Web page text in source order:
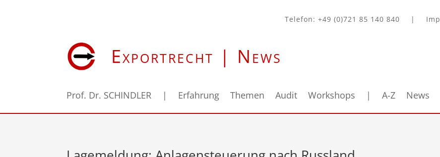
Telefon: +49 (0)721 85 140 840 |
Exportrecht | News
Prof. Dr. SCHINDLER | Erfahrung Themen Audit Workshops | A-Z News